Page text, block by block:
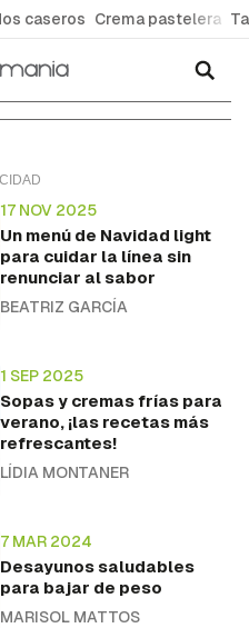
caseros Crema pastelera
17 NOV 2025
Un menú de Navidad light
para cuidar la línea sin
renunciar al sabor
BEATRIZ GARCÍA
1 SEP 2025
Sopas y cremas frías para
verano, ¡las recetas más
refrescantes!
LÍDIA MONTANER
7 MAR 2024
Desayunos saludables
para bajar de peso
MARISOL MATTOS